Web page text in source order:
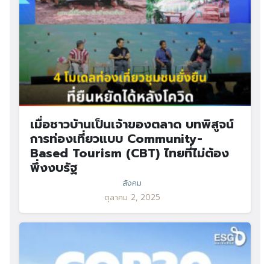
เมื่อชาวบ้านเป็นเจ้าของตลาด บทพิสูจน์
การท่องเที่ยวแบบ Community-
Based Tourism (CBT) ไทยที่ไม่ต้อง
พึ่งงบรัฐ
สังคม
ตุลาคม 2, 2025